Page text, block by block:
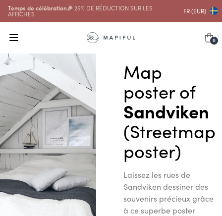
Temps de célébration🎉 25% DE RÉDUCTION SUR LES
AFFICHES FR (EUR)
0
Map
poster of
Sandviken
(Streetmap
poster)
Laissez les rues de
Sandviken dessiner des
souvenirs précieux grâce
à ce superbe poster